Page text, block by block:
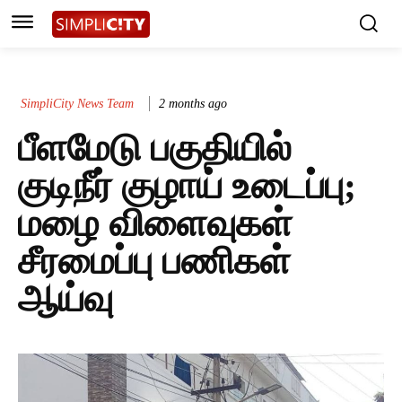
SimpliCity News Team 2 months ago
பீளமேடு பகுதியில்
குடிநீர் குழாய் உடைப்பு;
மழை விளைவுகள்
சீரமைப்பு பணிகள்
ஆய்வு